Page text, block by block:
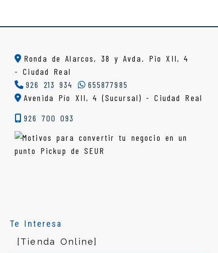
Ronda de Alarcos, 38 y Avda. Pio XII, 4
-Ciudad Real
926 213 934
655877985
Avenida Pío XII, 4 (Sucursal) - Ciudad Real
926 700 093
Te Interesa
[Tienda Online]